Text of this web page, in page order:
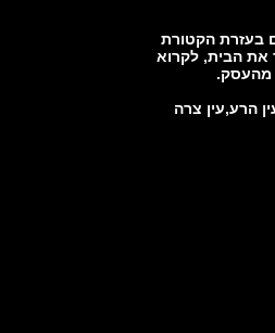
בעזרת הקטורת
את הבית, לקרוא
מהעסק.
הרע,עין צרה